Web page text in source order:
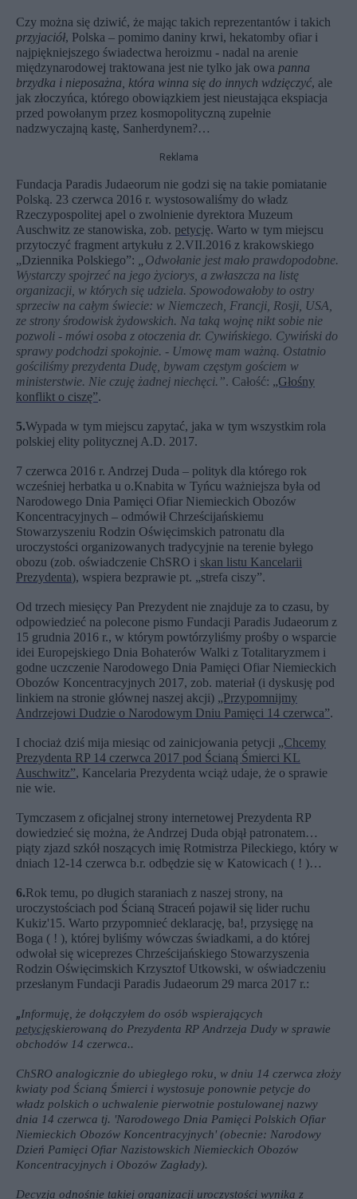
Czy można się dziwić, że mając takich reprezentantów i takich
przyjaciół, Polska – pomimo daniny krwi, hekatomby ofiar i
najpiękniejszego świadectwa heroizmu - nadal na arenie
międzynarodowej traktowana jest nie tylko jak owa panna
brzydka i nieposażna, która winna się do innych wdzięczyć, ale
jak złoczyńca, którego obowiązkiem jest nieustająca ekspiacja
przed powołanym przez kosmopolityczną zupełnie
nadzwyczajną kastę, Sanherdynem?…
Reklama
Fundacja Paradis Judaeorum nie godzi się na takie pomiatanie
Polską. 23 czerwca 2016 r. wystosowaliśmy do władz
Rzeczypospolitej apel o zwolnienie dyrektora Muzeum
Auschwitz ze stanowiska, zob. petycję. Warto w tym miejscu
przytoczyć fragment artykułu z 2.VII.2016 z krakowskiego
„Dziennika Polskiego”:
Odwołanie jest mało prawdopodobne.
Wystarczy spojrzeć na jego życiorys, a zwłaszcza na listę
organizacji, w których się udziela. Spowodowałoby to ostry
sprzeciw na całym świecie: w Niemczech, Francji, Rosji, USA,
ze strony środowisk żydowskich. Na taką wojnę nikt sobie nie
pozwoli - mówi osoba z otoczenia dr. Cywińskiego. Cywiński do
sprawy podchodzi spokojnie. - Umowę mam ważną. Ostatnio
gościliśmy prezydenta Dudę, bywam częstym gościem w
ministerstwie. Nie czuję żadnej niechęci.”. Całość: „Głośny
konflikt o ciszę”.
5.Wypada w tym miejscu zapytać, jaka w tym wszystkim rola
polskiej elity politycznej A.D. 2017.
7 czerwca 2016 r. Andrzej Duda – polityk dla którego rok
wcześniej herbatka u o.Knabita w Tyńcu ważniejsza była od
Narodowego Dnia Pamięci Ofiar Niemieckich Obozów
Koncentracyjnych – odmówił Chrześcijańskiemu
Stowarzyszeniu Rodzin Oświęcimskich patronatu dla
uroczystości organizowanych tradycyjnie na terenie byłego
obozu (zob. oświadczenie ChSRO i skan listu Kancelarii
Prezydenta), wspiera bezprawie pt. „strefa ciszy”.
Od trzech miesięcy Pan Prezydent nie znajduje za to czasu, by
odpowiedzieć na polecone pismo Fundacji Paradis Judaeorum z
15 grudnia 2016 r., w którym powtórzyliśmy prośby o wsparcie
idei Europejskiego Dnia Bohaterów Walki z Totalitaryzmem i
godne uczczenie Narodowego Dnia Pamięci Ofiar Niemieckich
Obozów Koncentracyjnych 2017, zob. materiał (i dyskusję pod
linkiem na stronie głównej naszej akcji) „Przypomnijmy
Andrzejowi Dudzie o Narodowym Dniu Pamięci 14 czerwca”.
I chociaż dziś mija miesiąc od zainicjowania petycji „Chcemy
Prezydenta RP 14 czerwca 2017 pod Ścianą Śmierci KL
Auschwitz”, Kancelaria Prezydenta wciąż udaje, że o sprawie
nie wie.
Tymczasem z oficjalnej strony internetowej Prezydenta RP
dowiedzieć się można, że Andrzej Duda objął patronatem…
piąty zjazd szkół noszących imię Rotmistrza Pileckiego, który w
dniach 12-14 czerwca b.r. odbędzie się w Katowicach ( ! )…
6.Rok temu, po długich staraniach z naszej strony, na
uroczystościach pod Ścianą Straceń pojawił się lider ruchu
Kukiz'15. Warto przypomnieć deklarację, ba!, przysięgę na
Boga ( ! ), której byliśmy wówczas świadkami, a do której
odwołał się wiceprezes Chrześcijańskiego Stowarzyszenia
Rodzin Oświęcimskich Krzysztof Utkowski, w oświadczeniu
przesłanym Fundacji Paradis Judaeorum 29 marca 2017 r.:
„Informuję, że dołączyłem do osób wspierających
petycjęskierowaną do Prezydenta RP Andrzeja Dudy w sprawie
obchodów 14 czerwca..
ChSRO analogicznie do ubiegłego roku, w dniu 14 czerwca złoży
kwiaty pod Ścianą Śmierci i wystosuje ponownie petycje do
władz polskich o uchwalenie pierwotnie postulowanej nazwy
dnia 14 czerwca tj. 'Narodowego Dnia Pamięci Polskich Ofiar
Niemieckich Obozów Koncentracyjnych' (obecnie: Narodowy
Dzień Pamięci Ofiar Nazistowskich Niemieckich Obozów
Koncentracyjnych i Obozów Zagłady).
Decyzja odnośnie takiej organizacji uroczystości wynika z